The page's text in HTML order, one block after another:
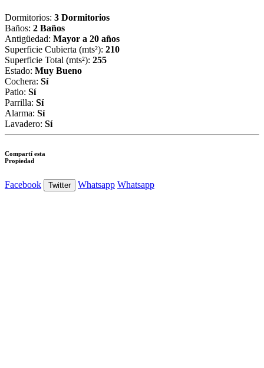
Dormitorios: 3 Dormitorios
Baños: 2 Baños
Antigüedad: Mayor a 20 años
Superficie Cubierta (mts²): 210
Superficie Total (mts²): 255
Estado: Muy Bueno
Cochera: Sí
Patio: Sí
Parrilla: Sí
Alarma: Sí
Lavadero: Sí
Compartí esta
Propiedad
Facebook Twitter Whatsapp Whatsapp